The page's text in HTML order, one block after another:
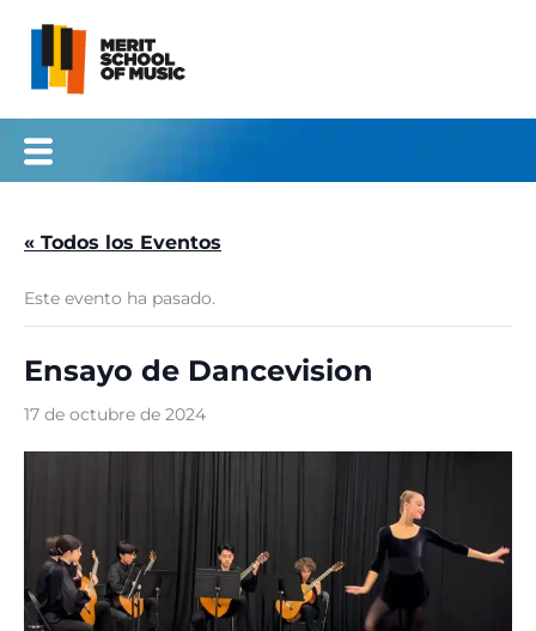
contenido
« Todos los Eventos
Este evento ha pasado.
Ensayo de Dancevision
17 de octubre de 2024